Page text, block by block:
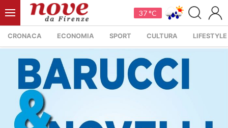
37 °C
CRONACA ECONOMIA SPORT CULTURA LIFESTYLE